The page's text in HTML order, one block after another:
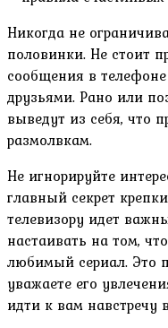
Никогда не
половинки. Не стоит
сообщения в
друзьями. Рано или
выведут из себя, что
размолвкам.
Не игнорируйте
главный секрет
телевизору идет
настаивать на том,
любимый сериал. Это
уважаете его
идти к вам навстречу